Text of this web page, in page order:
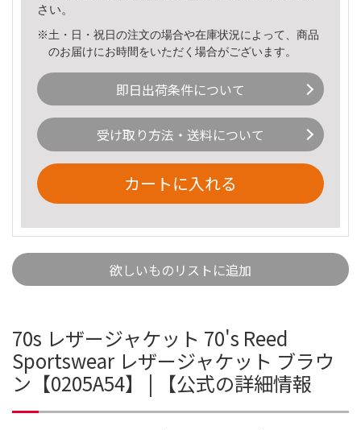
さい。
※土・日・祝日の注文の場合や在庫状況によって、商品
のお届けにお時間をいただく場合がございます。
即日出荷条件について
受け取り方法・送料について
カートに入れる
欲しいものリストに追加
70s レザージャケット 70's Reed
Sportswear レザージャケット ブラウ
ン【0205A54】 | 【公式の詳細情報